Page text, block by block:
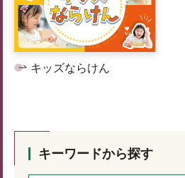
キッズならけん
キーワードから探す